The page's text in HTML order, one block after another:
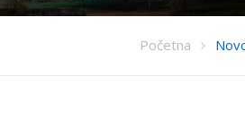
Početna